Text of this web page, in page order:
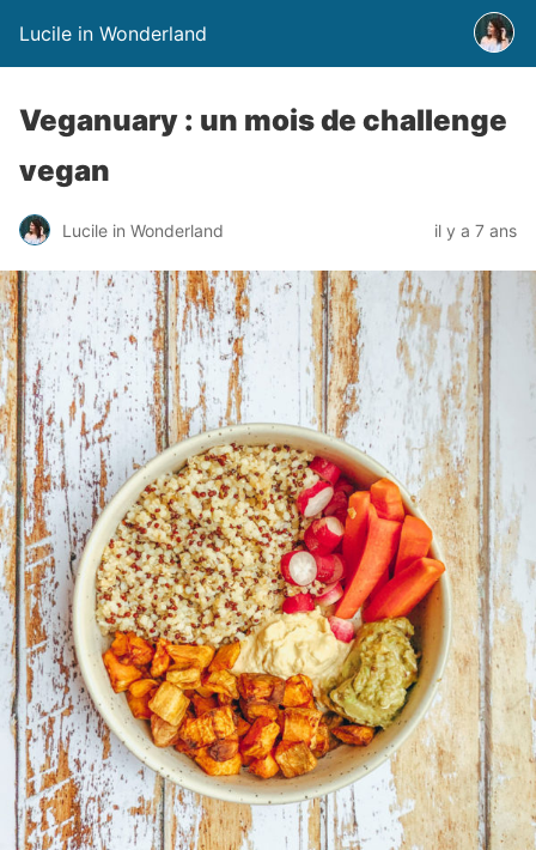
Lucile in Wonderland
Veganuary : un mois de challenge
vegan
Lucile in Wonderland il y a 7 ans